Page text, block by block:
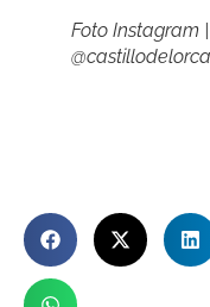
Foto Instagram |
@castillodelorca